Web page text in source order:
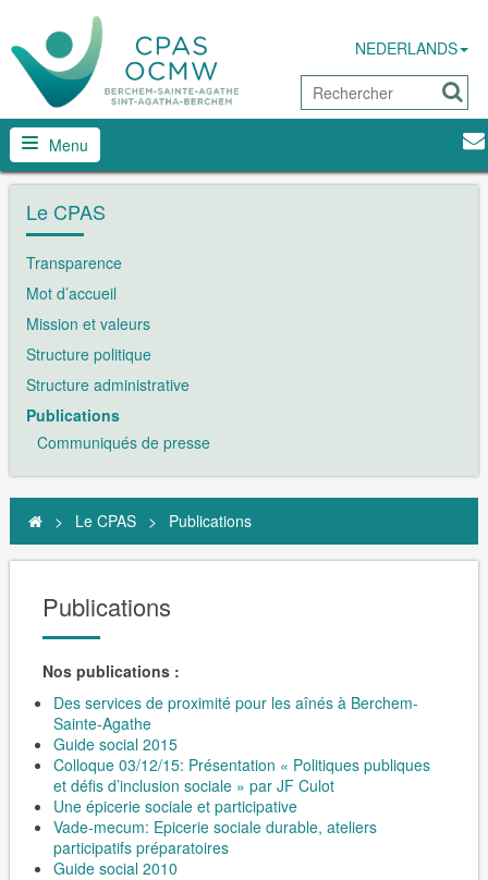
NEDERLANDS
Menu
Le CPAS
Transparence
Mot d’accueil
Mission et valeurs
Structure politique
Structure administrative
Publications
Communiqués de presse
> Le CPAS > Publications
Publications
Nos publications :
Des services de proximité pour les aînés à Berchem-
Sainte-Agathe
Guide social 2015
Colloque 03/12/15: Présentation « Politiques publiques
et défis d’inclusion sociale » par JF Culot
Une épicerie sociale et participative
Vade-mecum: Epicerie sociale durable, ateliers
participatifs préparatoires
Guide social 2010